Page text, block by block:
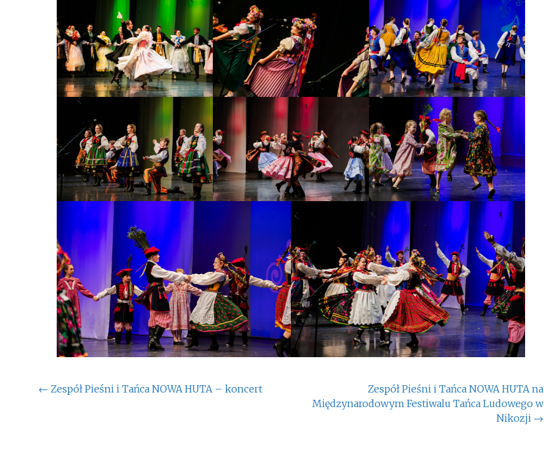
Post
← Zespół Pieśni i Tańca NOWA HUTA – koncert
Zespół Pieśni i Tańca NOWA HUTA na
Międzynarodowym Festiwalu Tańca Ludowego w
Nikozji →